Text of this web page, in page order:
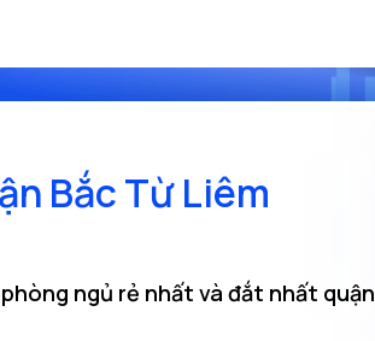
Bắc Từ Liêm
ngủ rẻ nhất và đắt nhất quận